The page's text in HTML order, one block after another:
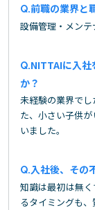
前職の業界と
設備管理・メン
NITTAIに入社
か？
未経験の業界で
た、小さい子供
いました。
入社後、その
知識は最初は無
るタイミングも